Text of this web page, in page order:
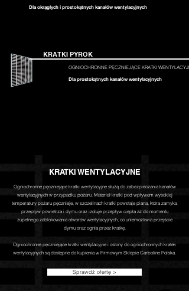
Dla okrągłych i prostokątnych kanałów wentylacyjnych
KRATKI PYROK
OGNIOCHRONNE PĘCZNIEJĄCE KRATKI
Dla prostokątnych kanałów wentylacyjnych
KRATKI WENTYLACYJNE
Ogniochronne pęczniejące kratki wentylacyjne służą do zabezpieczania kanałów
wentylacyjnych w przypadku pożaru. Materiał kratki pod wpływem wysokiej
temperatury pożaru pęcznieje, w szczelinach kratki powstaje piana, która zamyka
przepływ powietrza i dymu oraz izoluje przepływ ciepła aż do momentu
zupełnego zablokowania otworów wentylacyjnych, co uniemożliwia przejście
dymu oraz ognia przez kratkę.
Ogniochronne pęczniejące kratki wentylacyjne i osłony do ogniochronnych kratek
wentylacyjnych są dostępne do kupienia w Firmowym Sklepie Carboline Polska.
Sprawdź ofertę >